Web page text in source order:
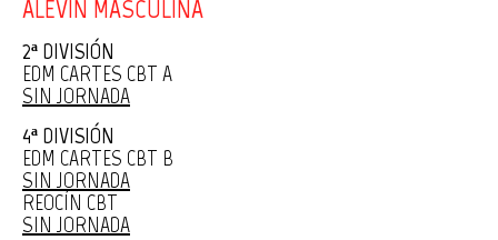
ALEVÍN MASCULINA
2ª DIVISIÓN
EDM CARTES CBT A
SIN JORNADA
4ª DIVISIÓN
EDM CARTES CBT B
SIN JORNADA
REOCÍN CBT
SIN JORNADA